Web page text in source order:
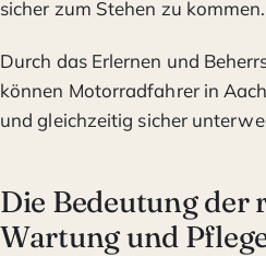
sicher zum Stehen zu kommen.
Durch das Erlernen und
können Motorradfahrer in
und gleichzeitig sicher
Die Bedeutung der
Wartung und